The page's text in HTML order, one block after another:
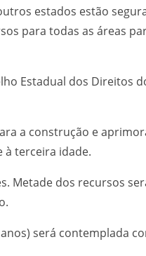
estados estão
para todas as áreas
Estadual dos Direitos
a construção e
à terceira idade.
Metade dos recursos
será contemplada